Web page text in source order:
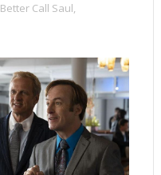
Better Call Saul,